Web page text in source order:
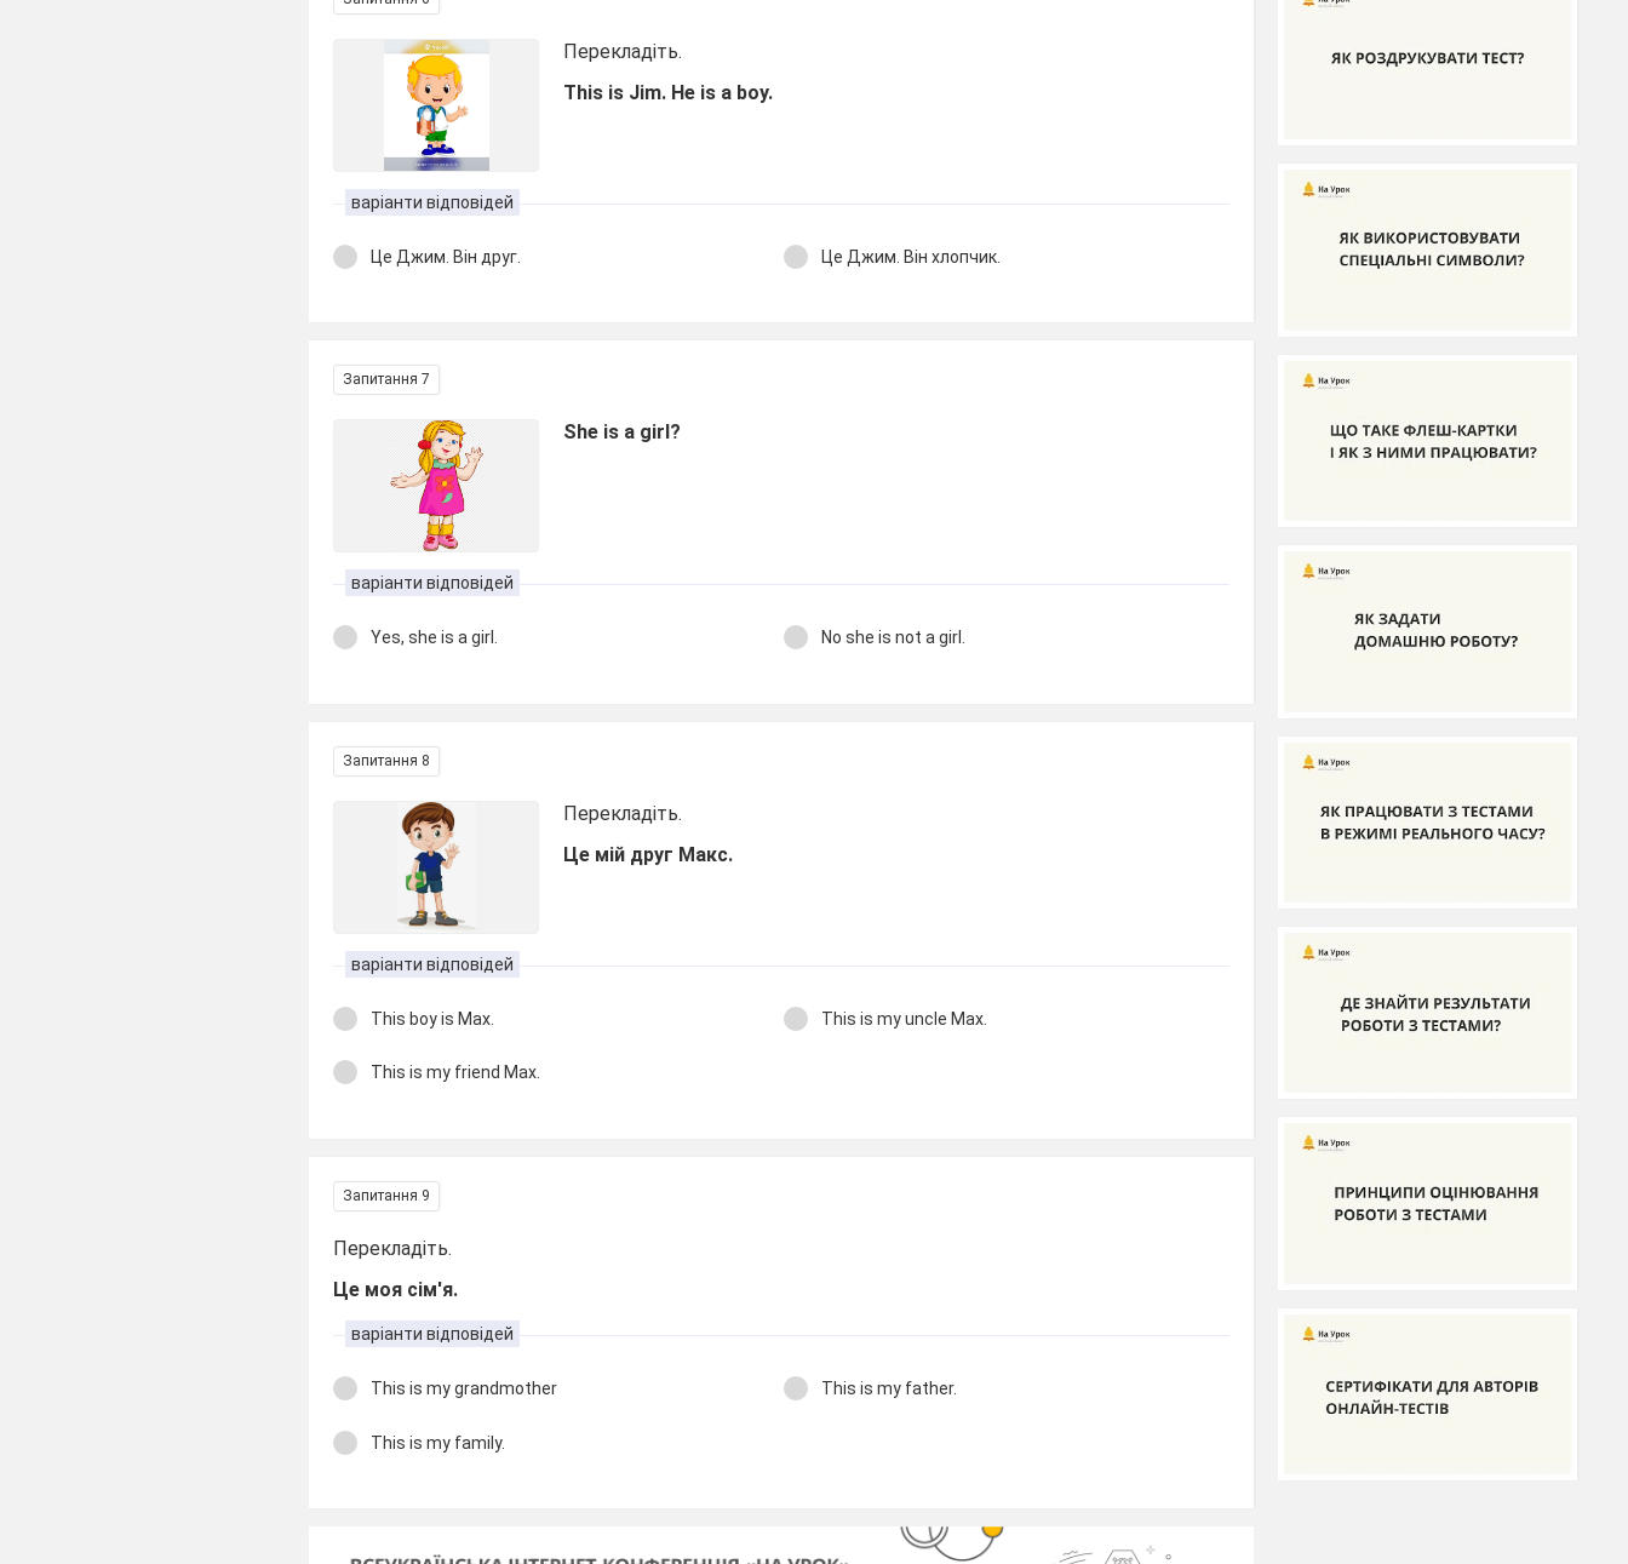
Перекладіть.
This is Jim. He is a boy.
варіанти відповідей
Це Джим. Він друг. Це Джим. Він хлопчик.
Запитання 7
She is a girl?
варіанти відповідей
Yes, she is a girl. No she is not a girl.
Запитання 8
Перекладіть.
Це мій друг Макс.
варіанти відповідей
This boy is Max. This is my uncle Max.
This is my friend Max.
Запитання 9
Перекладіть.
Це моя сім'я.
варіанти відповідей
This is my grandmother This is my father.
This is my family.